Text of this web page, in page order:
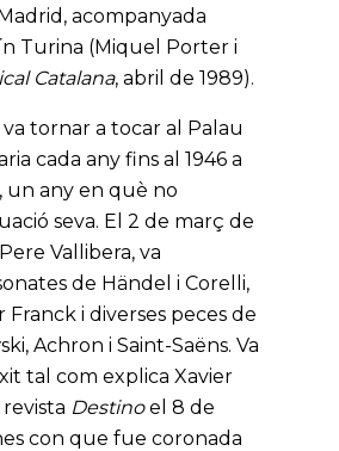
acompanyada
Turina (Miquel Porter i
Catalana, abril de 1989).
va tornar a tocar al Palau
cada any fins al 1946 a
un any en què no
seva. El 2 de març de
Vallibera, va
de Händel i Corelli,
Franck i diverses peces de
Achron i Saint-Saëns. Va
tal com explica Xavier
Destinoel 8 de
con que fue coronada